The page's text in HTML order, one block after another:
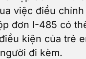
việc điều
đơn I-485 có
kiện của trẻ
đi kèm.